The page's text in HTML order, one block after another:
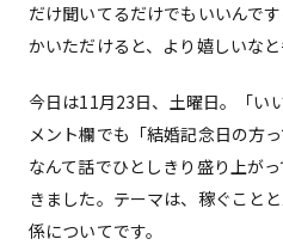
だけ聞いてるだけでもいいんで
かいただけると、より嬉しいなと
今日は11月23日、土曜日。「い
メント欄でも「結婚記念日の方
なんて話でひとしきり盛り上が
きました。テーマは、稼ぐこと
係についてです。